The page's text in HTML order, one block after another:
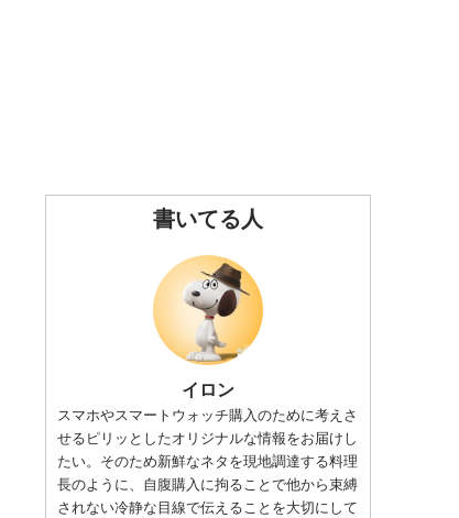
書いてる人
イロン
スマホやスマートウォッチ購入のために考えさ
せるピリッとしたオリジナルな情報をお届けし
たい。そのため新鮮なネタを現地調達する料理
長のように、自腹購入に拘ることで他から束縛
されない冷静な目線で伝えることを大切にして